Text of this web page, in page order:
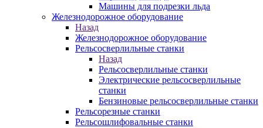
Машины для подрезки льда
Железнодорожное оборудование
Назад
Железнодорожное оборудование
Рельсосверлильные станки
Назад
Рельсосверлильные станки
Электрические рельсосверлильные
станки
Бензиновые рельсосверлильные станки
Рельсорезные станки
Рельсошлифовальные станки